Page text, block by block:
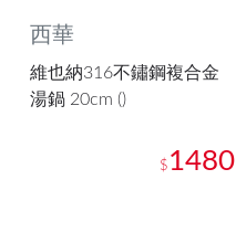
西華
維也納316不鏽鋼複合金
湯鍋 20cm ()
$ 1480